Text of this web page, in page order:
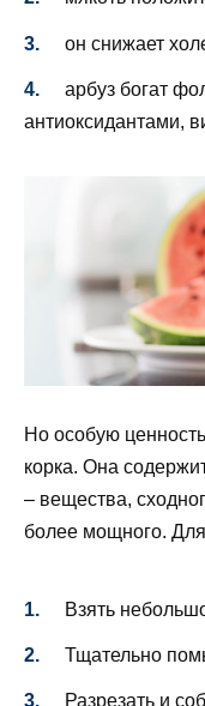
он снижает
арбуз богат
антиоксидантами,
Но особую
корка. Она
– вещества,
более мощного.
Взять
Тщательно
Разрезать и